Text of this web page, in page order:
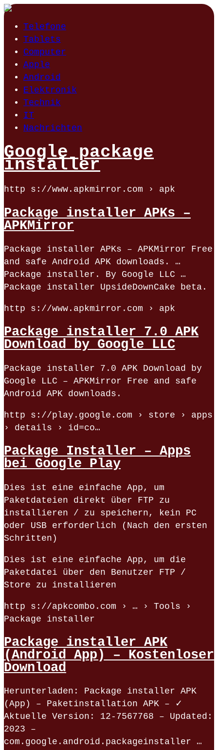
Telefone
Tablets
Computer
Apple
Android
Elektronik
Technik
IT
Nachrichten
Google package
installer
http s://www.apkmirror.com › apk
Package installer APKs –
APKMirror
Package installer APKs – APKMirror Free
and safe Android APK downloads. …
Package installer. By Google LLC …
Package installer UpsideDownCake beta.
http s://www.apkmirror.com › apk
Package installer 7.0 APK
Download by Google LLC
Package installer 7.0 APK Download by
Google LLC – APKMirror Free and safe
Android APK downloads.
http s://play.google.com › store › apps
› details › id=co…
Package Installer – Apps
bei Google Play
Dies ist eine einfache App, um
Paketdateien direkt über FTP zu
installieren / zu speichern, kein PC
oder USB erforderlich (Nach den ersten
Schritten)
Dies ist eine einfache App, um die
Paketdatei über den Benutzer FTP /
Store zu installieren
http s://apkcombo.com › … › Tools ›
Package installer
Package installer APK
(Android App) – Kostenloser
Download
Herunterladen: Package installer APK
(App) – Paketinstallation APK – ✓
Aktuelle Version: 12-7567768 – Updated:
2023 –
com.google.android.packageinstaller …